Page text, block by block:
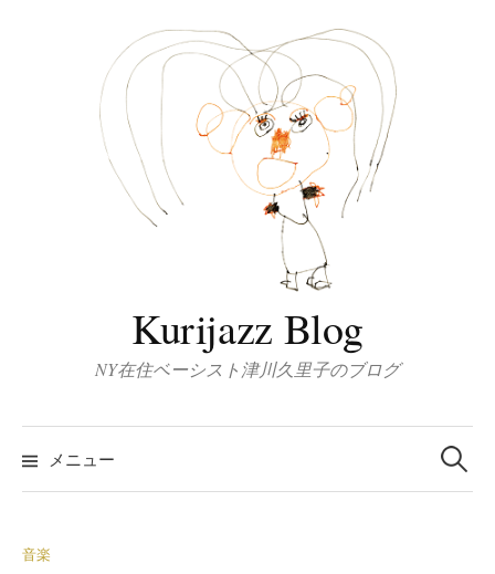
Kurijazz Blog
NY在住ベーシスト津川久里子のブログ
メニュー
検
索:
音楽